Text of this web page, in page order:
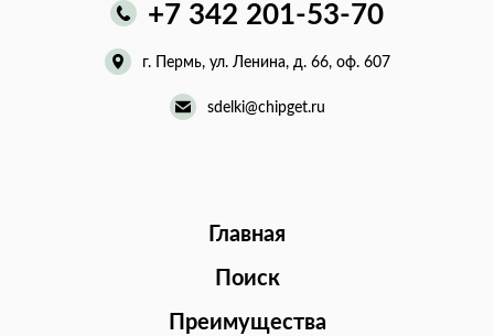
+7 342 201-53-70
г. Пермь, ул. Ленина, д. 66, оф. 607
sdelki@chipget.ru
Главная
Поиск
Преимущества